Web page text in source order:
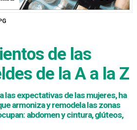
de las
de la A a la Z
las expectativas de las mujeres, ha
armoniza y remodela las zonas
abdomen y cintura, glúteos,